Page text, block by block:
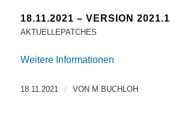
18.11.2021 – VERSION 2021.1
AKTUELLEPATCHES
Weitere Informationen
18.11.2021 / VON M.BUCHLOH